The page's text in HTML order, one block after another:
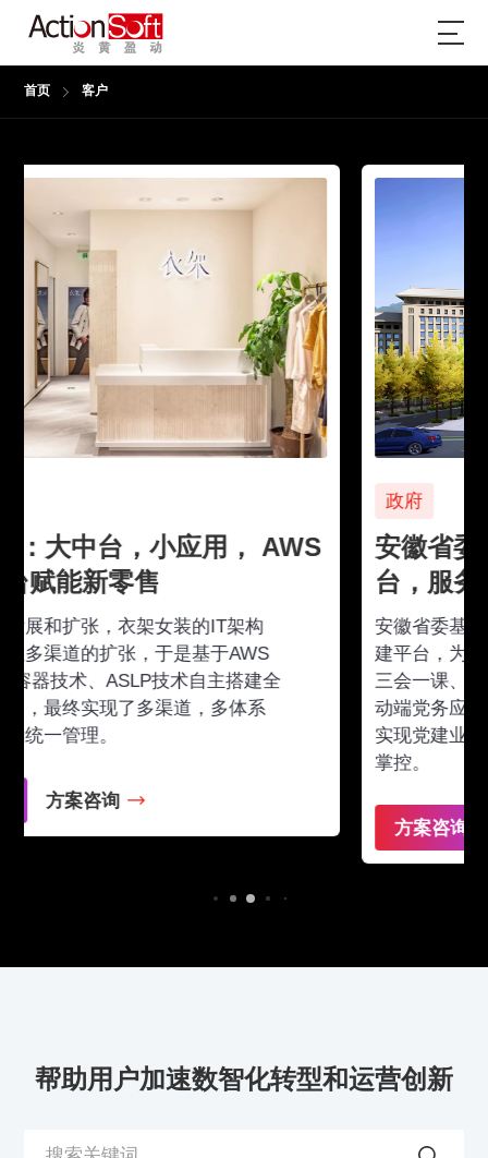
首页 客户
安徽省委：构建互联网+智慧党建平
台，服务350万党员
安徽省委基于AWS PaaS 平台构建智能化党
建平台，为全省350万党员提供一站式服务：
三会一课、党费缴纳、专题活动等丰富的移
动端党务应用，同时接入各地个性化应用，
实现党建业务智能开展，党务工作动态全局
帮助用户加速数智化转型和运营创新